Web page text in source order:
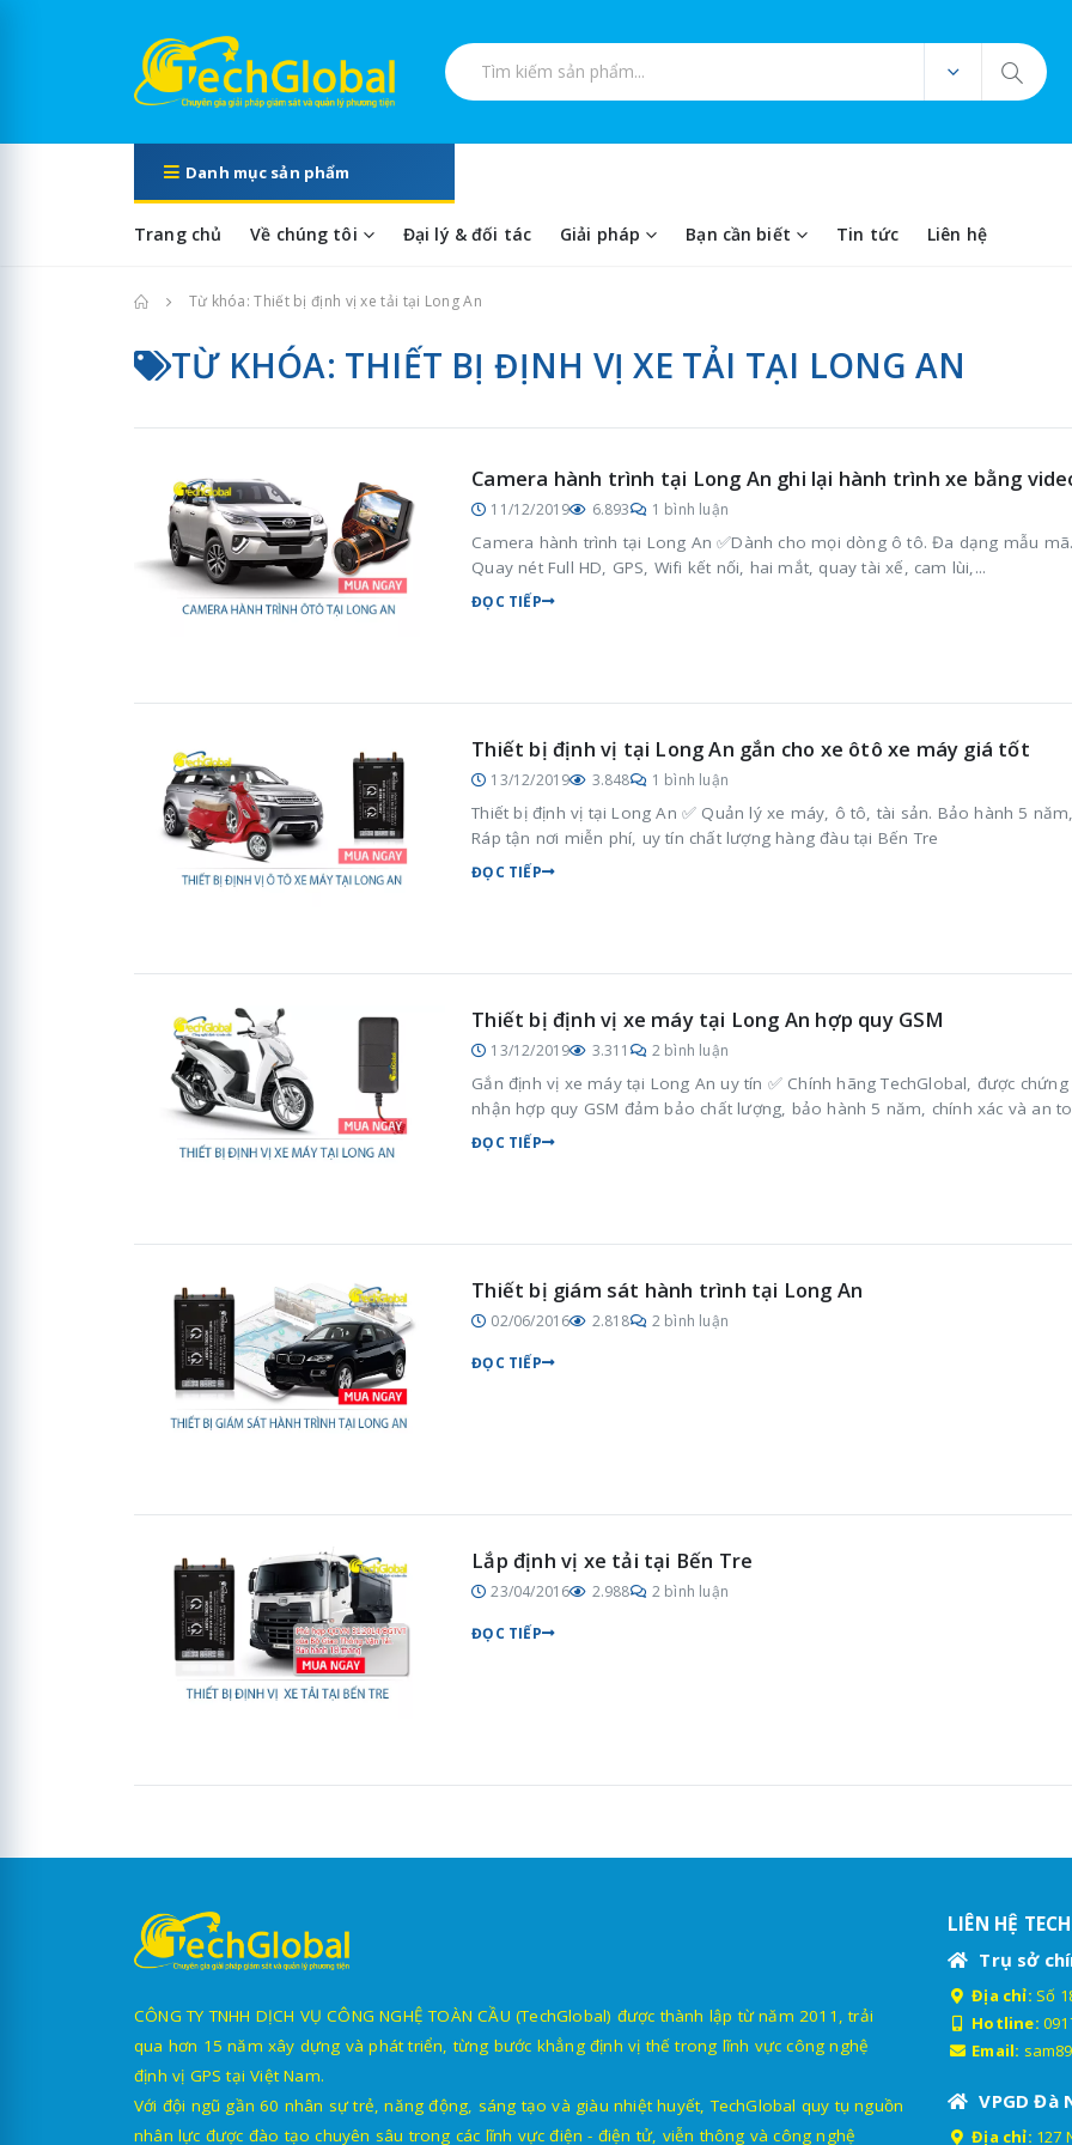
Tìm kiếm sản phẩm
Danh mục sản phẩm
Trang chủ Về chúng tôi Đại lý & đối tác Giải pháp Bạn cần biết Tin tức Liên hệ
Trang chủTừ khóa: Thiết bị định vị xe tải tại Long An
TỪ KHÓA: THIẾT BỊ ĐỊNH VỊ XE TẢI TẠI LONG AN
Camera hành trình tại Long An ghi lại hành trình xe bằng
11/12/2019 6.893 1 bình luận
Camera hành trình tại Long An ✅Dành cho mọi dòng ô tô. Đa dạng mẫu
Quay nét Full HD, GPS, Wifi kết nối, hai mắt, quay tài xế, cam lùi,...
ĐỌC TIẾP
Thiết bị định vị tại Long An gắn cho xe ôtô xe máy giá tốt
13/12/2019 3.848 1 bình luận
Thiết bị định vị tại Long An ✅ Quản lý xe máy, ô tô, tài sản. Bảo hành 5
Ráp tận nơi miễn phí, uy tín chất lượng hàng đàu tại Bến Tre
ĐỌC TIẾP
Thiết bị định vị xe máy tại Long An hợp quy GSM
13/12/2019 3.311 2 bình luận
Gắn định vị xe máy tại Long An uy tín ✅ Chính hãng TechGlobal, được chứng
nhận hợp quy GSM đảm bảo chất lượng, bảo hành 5 năm, chính xác và an
ĐỌC TIẾP
Thiết bị giám sát hành trình tại Long An
02/06/2016 2.818 2 bình luận
ĐỌC TIẾP
Lắp định vị xe tải tại Bến Tre
23/04/2016 2.988 2 bình luận
ĐỌC TIẾP
CÔNG TY TNHH DỊCH VỤ CÔNG NGHỆ TOÀN CẦU (TechGlobal) được thành lập từ năm 2011, trải
qua hơn 15 năm xây dựng và phát triển, từng bước khẳng định vị thế trong lĩnh vực công nghệ
định vị GPS tại Việt Nam.
Với đội ngũ gần 60 nhân sự trẻ, năng động, sáng tạo và giàu nhiệt huyết, TechGlobal quy tụ nguồn
nhân lực được đào tạo chuyên sâu trong các lĩnh vực điện - điện tử, viễn thông và công nghệ
LIÊN HỆ
Trụ sở
Địa chỉ: Số
Hotline:
Email:
VPGD Đà
Địa chỉ: 127